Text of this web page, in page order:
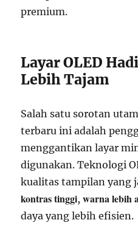
premium.
Layar OLED
Lebih Tajam
Salah satu sorotan
terbaru ini adalah
menggantikan layar
digunakan. Teknologi
kualitas tampilan yang
kontras tinggi,warna lebih
daya yang lebih efisien.